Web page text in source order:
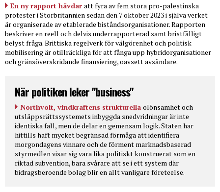
En ny rapport hävdar att fyra av fem stora pro-palestinska
protester i Storbritannien sedan den 7 oktober 2023 i själva verket
är organiserade av etablerade biståndsorganisationer. Rapporten
beskriver en reell och delvis underrapporterad samt bristfälligt
belyst fråga. Brittiska regelverk för välgörenhet och politisk
mobilisering är otillräckliga för att fånga upp hybridorganisationer
och gränsöverskridande finansiering, oavsett avsändare.
När politiken leker "business"
Northvolt, vindkraftens strukturella olönsamhet och
utsläppsrättssystemets inbyggda snedvridningar är inte
identiska fall, men de delar en gemensam logik. Staten har
hittills haft mycket begränsad förmåga att identifiera
morgondagens vinnare och de förment marknadsbaserad
styrmedlen visar sig vara lika politiskt konstruerat som en
riktad subvention, bara svårare att se i ett system där
bidragsberoende bolag blir en allt vanligare företeelse.